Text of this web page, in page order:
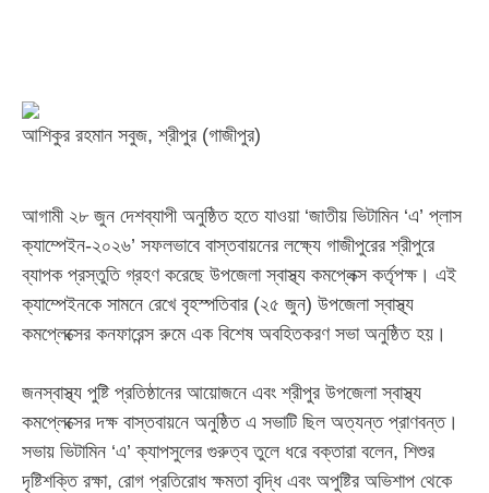
আশিকুর রহমান সবুজ, শ্রীপুর (গাজীপুর)
‎আগামী ২৮ জুন দেশব্যাপী অনুষ্ঠিত হতে যাওয়া ‘জাতীয় ভিটামিন ‘এ’ প্লাস
ক্যাম্পেইন-২০২৬’ সফলভাবে বাস্তবায়নের লক্ষ্যে গাজীপুরের শ্রীপুরে
ব্যাপক প্রস্তুতি গ্রহণ করেছে উপজেলা স্বাস্থ্য কমপ্লেক্স কর্তৃপক্ষ। এই
ক্যাম্পেইনকে সামনে রেখে বৃহস্পতিবার (২৫ জুন) উপজেলা স্বাস্থ্য
কমপ্লেক্সের কনফারেন্স রুমে এক বিশেষ অবহিতকরণ সভা অনুষ্ঠিত হয়।
‎​জনস্বাস্থ্য পুষ্টি প্রতিষ্ঠানের আয়োজনে এবং শ্রীপুর উপজেলা স্বাস্থ্য
কমপ্লেক্সের দক্ষ বাস্তবায়নে অনুষ্ঠিত এ সভাটি ছিল অত্যন্ত প্রাণবন্ত।
সভায় ভিটামিন ‘এ’ ক্যাপসুলের গুরুত্ব তুলে ধরে বক্তারা বলেন, শিশুর
দৃষ্টিশক্তি রক্ষা, রোগ প্রতিরোধ ক্ষমতা বৃদ্ধি এবং অপুষ্টির অভিশাপ থেকে